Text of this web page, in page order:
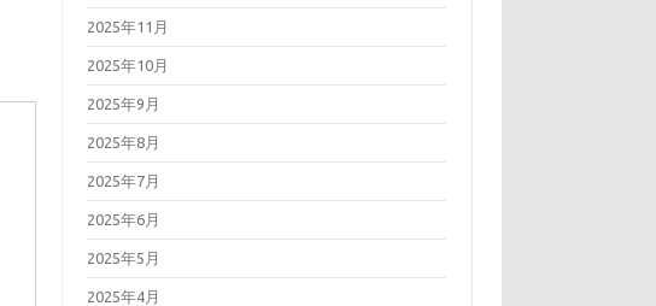
2025年11月
2025年10月
2025年9月
2025年8月
2025年7月
2025年6月
2025年5月
2025年4月